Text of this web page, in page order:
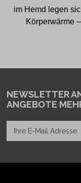
im Hemd legen
Körperwärme
NEWSLETTER
ANGEBOTE